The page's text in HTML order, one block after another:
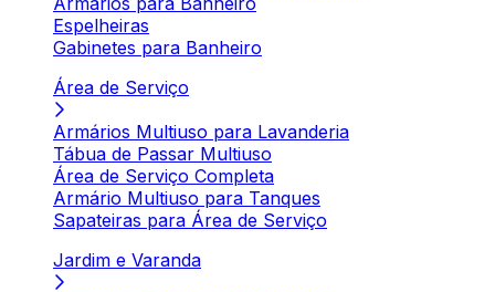
Espelheiras
Gabinetes para Banheiro
Área de Serviço
Armários Multiuso para Lavanderia
Tábua de Passar Multiuso
Área de Serviço Completa
Armário Multiuso para Tanques
Sapateiras para Área de Serviço
Jardim e Varanda